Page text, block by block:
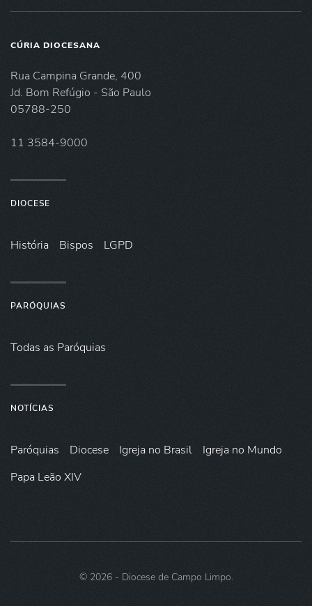
CÚRIA DIOCESANA
Rua Campina Grande, 400
Jd. Bom Refúgio - São Paulo
05788-250
11 3584-9000
DIOCESE
História Bispos LGPD
PARÓQUIAS
Todas as Paróquias
NOTÍCIAS
Paróquias Diocese Igreja no Brasil
Igreja no Mundo
Papa Leão XIV
© 2026- Diocese de Campo Limpo.